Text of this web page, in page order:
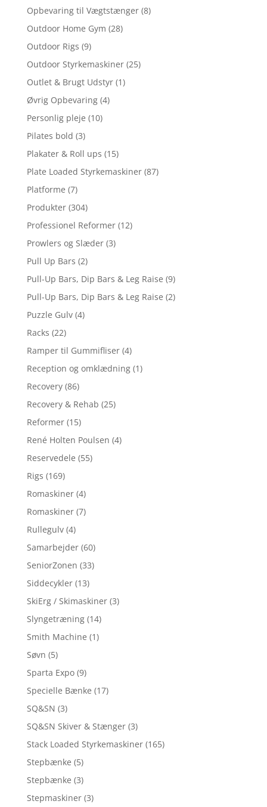
Opbevaring til Vægtstænger (8)
Outdoor Home Gym (28)
Outdoor Rigs (9)
Outdoor Styrkemaskiner (25)
Outlet & Brugt Udstyr (1)
Øvrig Opbevaring (4)
Personlig pleje (10)
Pilates bold (3)
Plakater & Roll ups (15)
Plate Loaded Styrkemaskiner (87)
Platforme (7)
Produkter (304)
Professionel Reformer (12)
Prowlers og Slæder (3)
Pull Up Bars (2)
Pull-Up Bars, Dip Bars & Leg Raise (9)
Pull-Up Bars, Dip Bars & Leg Raise (2)
Puzzle Gulv (4)
Racks (22)
Ramper til Gummifliser (4)
Reception og omklædning (1)
Recovery (86)
Recovery & Rehab (25)
Reformer (15)
René Holten Poulsen (4)
Reservedele (55)
Rigs (169)
Romaskiner (4)
Romaskiner (7)
Rullegulv (4)
Samarbejder (60)
SeniorZonen (33)
Siddecykler (13)
SkiErg / Skimaskiner (3)
Slyngetræning (14)
Smith Machine (1)
Søvn (5)
Sparta Expo (9)
Specielle Bænke (17)
SQ&SN (3)
SQ&SN Skiver & Stænger (3)
Stack Loaded Styrkemaskiner (165)
Stepbænke (5)
Stepbænke (3)
Stepmaskiner (3)